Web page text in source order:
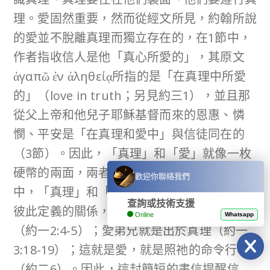
理。愛固然重要，然而從經文所見，約翰所說
的愛並不脫離真理而獨立存在的，在1節中，
作者指收信人是他「真心所愛的」，其原文
ἀγαπῶ ἐν ἀληθείᾳ所指的是「在真理中所愛
的」（love in truth；另見約三1），並且那
從父上帝和他兒子耶穌基督而來的恩惠、憐
憫、平安是「在真理和愛中」與信徒同在的
（3節）。因此，「真理」和「愛」就像一枚
硬幣的兩面，兩者密不可分。在約翰的書信
中，「真理」和「愛」甚至可以說是存在一種
彼此定義的關係，例如：遵行真理就是愛上帝
（約一2:4-5）；愛弟兄就是出於真理（約一
3:18-19）；這就是愛，就是照祂的命令行事
歡迎你聯絡我們
查詢或技術支援
Online Whatsapp